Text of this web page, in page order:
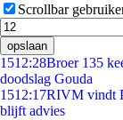
Scrollbar
opslaan
1512:28Broer 135
doodslag Gouda
1512:17RIVM vindt
blijft advies